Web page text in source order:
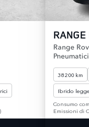
RANGE
Range
38 200 km
Ibrido
Consumo
Emissioni di